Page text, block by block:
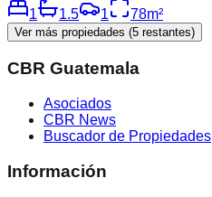
1
1.5 1 78m²
Ver más propiedades (5 restantes)
CBR Guatemala
Asociados
CBR News
Buscador de Propiedades
Información